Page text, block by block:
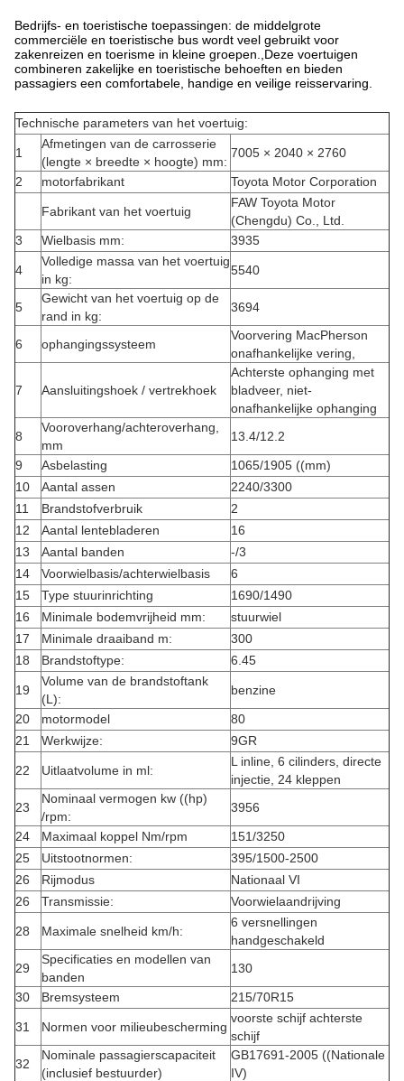
Bedrijfs- en toeristische toepassingen: de middelgrote
commerciële en toeristische bus wordt veel gebruikt voor
zakenreizen en toerisme in kleine groepen.,Deze voertuigen
combineren zakelijke en toeristische behoeften en bieden
passagiers een comfortabele, handige en veilige reisservaring.
Technische parameters van het voertuig:
1
Afmetingen van de carrosserie
(lengte × breedte × hoogte) mm:
7005 × 2040 × 2760
2
motorfabrikant Toyota Motor Corporation
Fabrikant van het voertuig
FAW Toyota Motor
(Chengdu) Co., Ltd.
3
Wielbasis mm: 3935
4
Volledige massa van het voertuig
in kg:
5540
5
Gewicht van het voertuig op de
rand in kg:
3694
6 ophangingssysteem
Voorvering MacPherson
onafhankelijke vering,
7 Aansluitingshoek / vertrekhoek
Achterste ophanging met
bladveer, niet-
onafhankelijke ophanging
8
Vooroverhang/achteroverhang,
mm
13.4/12.2
9
Asbelasting
1065/1905 ((mm)
10
Aantal assen
2240/3300
11
Brandstofverbruik
2
12
Aantal lentebladeren
16
13
Aantal banden
-/3
14
Voorwielbasis/achterwielbasis
6
15
Type stuurinrichting
1690/1490
16
Minimale bodemvrijheid mm:
stuurwiel
17
Minimale draaiband m:
300
18
Brandstoftype: 6.45
19
Volume van de brandstoftank
(L):
benzine
20
motormodel
80
21
Werkwijze: 9GR
22 Uitlaatvolume in ml:
L inline, 6 cilinders, directe
injectie, 24 kleppen
23
Nominaal vermogen kw ((hp)
/rpm:
3956
24
Maximaal koppel Nm/rpm
151/3250
25
Uitstootnormen:
395/1500-2500
26
Rijmodus
Nationaal VI
26
Transmissie: Voorwielaandrijving
28 Maximale snelheid km/h:
6 versnellingen
handgeschakeld
29
Specificaties en modellen van
banden
130
30
Bremsysteem 215/70R15
31 Normen voor milieubescherming
voorste schijf achterste
schijf
32
Nominale passagierscapaciteit
(inclusief bestuurder)
GB17691-2005 ((Nationale
IV)